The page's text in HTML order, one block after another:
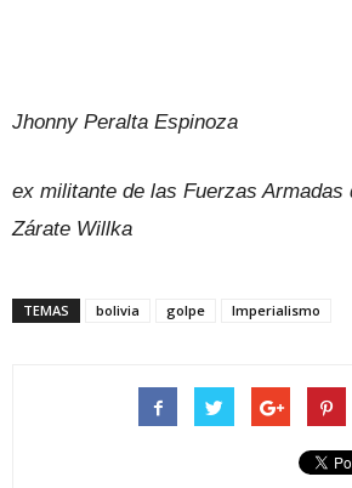
Jhonny Peralta Espinoza
ex militante de las Fuerzas Armadas
Zárate Willka
TEMAS bolivia golpe Imperialismo